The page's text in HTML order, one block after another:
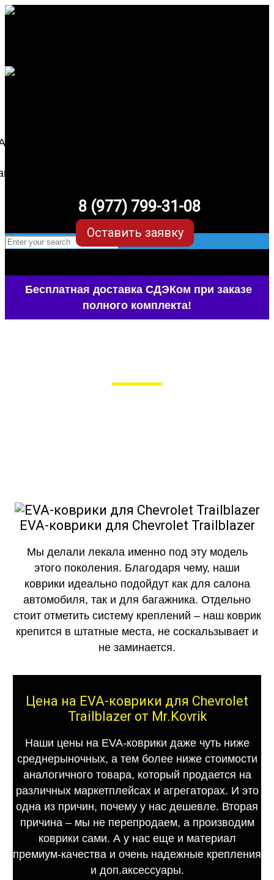
8 (977) 799-31-08
Оставить заявку
Бесплатная доставка СДЭКом при заказе
полного комплекта!
EVA-коврики для Chevrolet Trailblazer
Мы делали лекала именно под эту модель
этого поколения. Благодаря чему, наши
коврики идеально подойдут как для салона
автомобиля, так и для багажника. Отдельно
стоит отметить систему креплений – наш коврик
крепится в штатные места, не соскальзывает и
не заминается.
Цена на EVA-коврики для Chevrolet
Trailblazer от Mr.Kovrik
Наши цены на EVA-коврики даже чуть ниже
среднерыночных, а тем более ниже стоимости
аналогичного товара, который продается на
различных маркетплейсах и агрегаторах. И это
одна из причин, почему у нас дешевле. Вторая
причина – мы не перепродаем, а производим
коврики сами. А у нас еще и материал
премиум-качества и очень надежные крепления
и доп.аксессуары.